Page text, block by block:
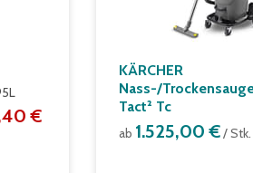
€
KÄRCHER
Nass-/
Tact² Tc
ab 1.525,00 €/ Stk.